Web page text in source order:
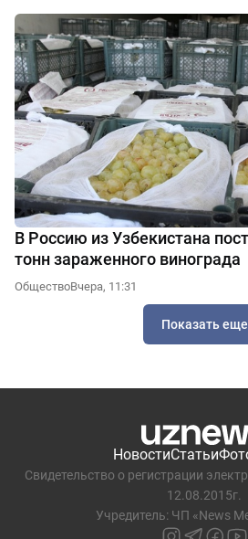
В Россию из Узбекистана
тонн зараженного винограда
ОбществоВчера, 11:31
Показать еще
НовостиСтатьи
Свидетельство о регистрации
12.08.2015г.
Учредитель: ЧП «News